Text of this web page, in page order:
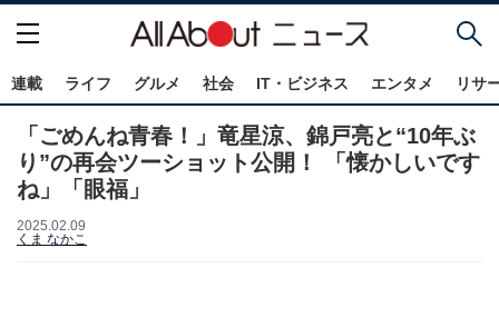
連載 ライフ グルメ 社会 IT・ビジネス エンタメ リサ
「ごめんね青春！」竜星涼、錦戸亮と“10年ぶ
り”の再会ツーショット公開！ 「懐かしいです
ね」「眼福」
2025.02.09
くま なかこ